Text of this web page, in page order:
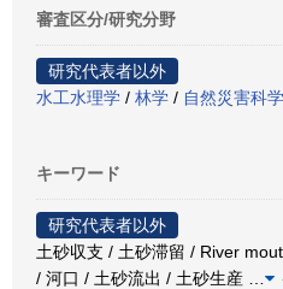
審査区分/研究分野
研究代表者以外
水工水理学 / 林学 / 自然災害科学
キーワード
研究代表者以外
土砂収支 / 土砂滞留 / River
/ 河口 / 土砂流出 / 土砂生産